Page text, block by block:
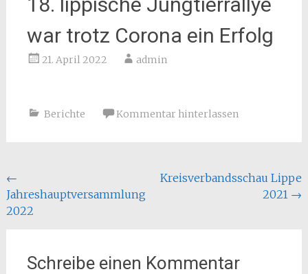
war trotz Corona ein Erfolg
21. April 2022 admin
Berichte Kommentar hinterlassen
Beitragsnavigation
←
Jahreshauptversammlung
2022
Kreisverbandsschau Lippe
2021 →
Schreibe einen Kommentar